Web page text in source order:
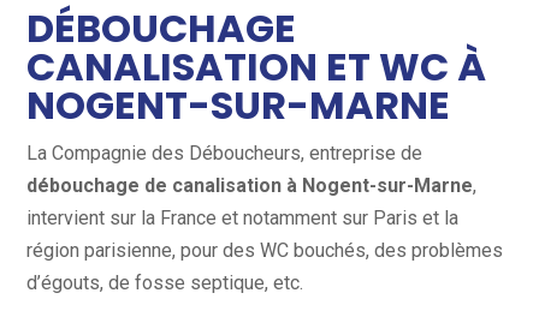
DÉBOUCHAGE
CANALISATION ET WC À
NOGENT-SUR-MARNE
La Compagnie des Déboucheurs, entreprise de
débouchage de canalisation à Nogent-sur-Marne,
intervient sur la France et notamment sur Paris et la
région parisienne, pour des WC bouchés, des problèmes
d’égouts, de fosse septique, etc.